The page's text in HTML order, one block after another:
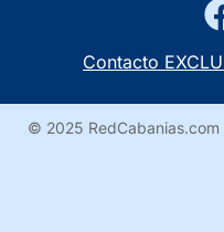
Contacto
© 2025 RedCabanias.com